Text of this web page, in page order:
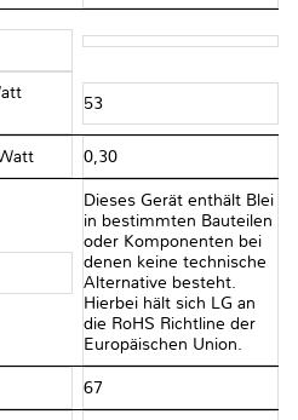
53
0,30
Dieses Gerät enthält Blei
in bestimmten Bauteilen
oder Komponenten bei
denen keine technische
Alternative besteht.
Hierbei hält sich LG an
die RoHS Richtline der
Europäischen Union.
67